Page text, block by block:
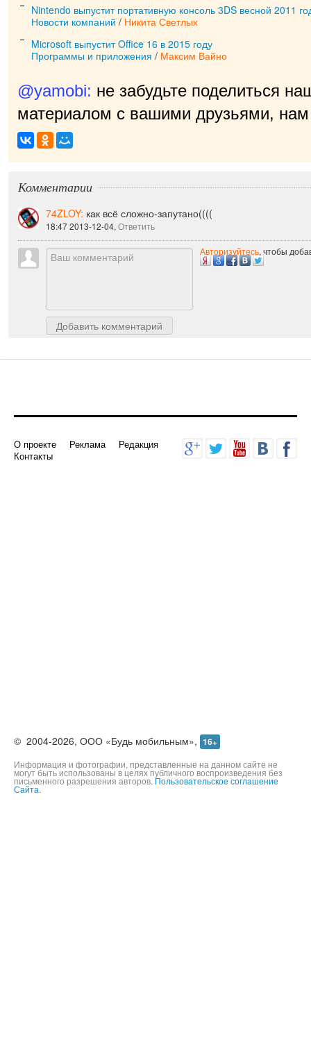
Nintendo выпустит портативную консоль 3DS весной 2011
Новости компаний / Никита Светлых
Microsoft выпустит Office 16 в 2015 году
Программы и приложения / Максим Вайно
@yamobi: не забудьте поделиться
материалом с вашими друзьями, нам
Комментарии
74ZLOY: как всё сложно-запутано((((
18:47 2013-12-04, Ответить
Добавить комментарий
Авторизуйтесь, чтобы
О проекте Реклама
Редакция
Контакты
© 2004-2026, ООО «Будь мобильным», 16+
Информация и фотографии, представленные на данном сайте не
могут быть использованы в целях публичного воспроизведения без
письменного разрешения авторов. Пользовательское соглашение
Сайта.